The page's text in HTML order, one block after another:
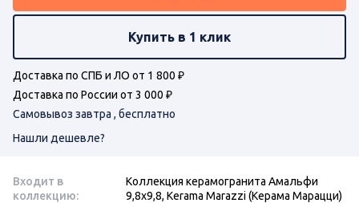
Купить в 1 клик
Доставка по СПБ и ЛО от 1 800 ₽
Доставка по России от 3 000 ₽
Самовывоз завтра , бесплатно
Нашли дешевле?
Входит в
коллекцию:
Коллекция керамогранита Амальфи
9,8х9,8, Kerama Marazzi (Керама Марацци)